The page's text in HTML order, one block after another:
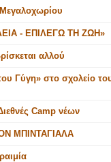
- ΕΠΙΛΕΓΩ ΤΗ ΖΩΗ»
αλλού
Γύγη» στο σχολείο
Camp νέων
ΜΠΙΝΤΑΓΙΑΛΑ